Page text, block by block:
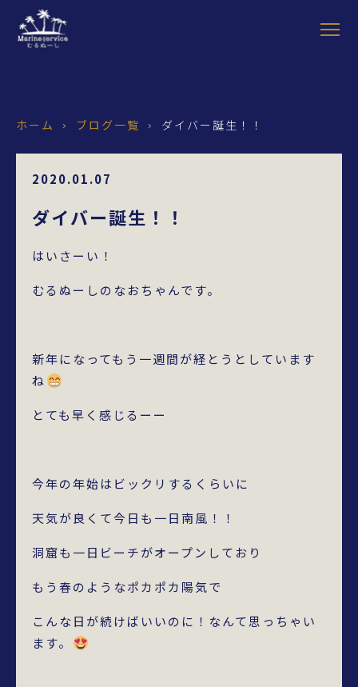
ホーム › ブログ一覧 › ダイバー誕生！！
2020.01.07
ダイバー誕生！！
はいさーい！
むるぬーしのなおちゃんです。
新年になってもう一週間が経とうとしています
ね
とても早く感じるーー
今年の年始はビックリするくらいに
天気が良くて今日も一日南風！！
洞窟も一日ビーチがオープンしており
もう春のようなポカポカ陽気で
こんな日が続けばいいのに！なんて思っちゃい
ます。